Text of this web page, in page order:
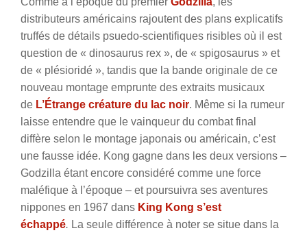
distributeurs américains rajoutent des plans explicatifs
truffés de détails psuedo-scientifiques risibles où il est
question de « dinosaurus rex », de « spigosaurus » et
de « plésioridé », tandis que la bande originale de ce
nouveau montage emprunte des extraits musicaux
de L’Étrange créature du lac noir. Même si la rumeur
laisse entendre que le vainqueur du combat final
diffère selon le montage japonais ou américain, c’est
une fausse idée. Kong gagne dans les deux versions –
Godzilla étant encore considéré comme une force
maléfique à l’époque – et poursuivra ses aventures
nippones en 1967 dans King Kong s’est
échappé. La seule différence à noter se situe dans la